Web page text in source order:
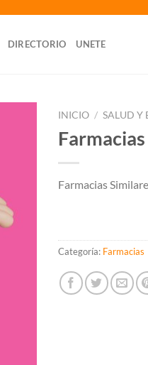
DIRECTORIO UNETE
INICIO / SALUD Y
Farmacias
Categoría: Farmacias